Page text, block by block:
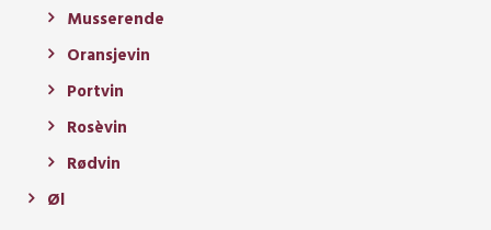
Musserende
Oransjevin
Portvin
Rosèvin
Rødvin
Øl